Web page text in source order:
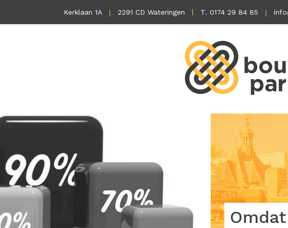
Kerklaan 1A 2291 CD Wateringen T. 0174 29 84 85